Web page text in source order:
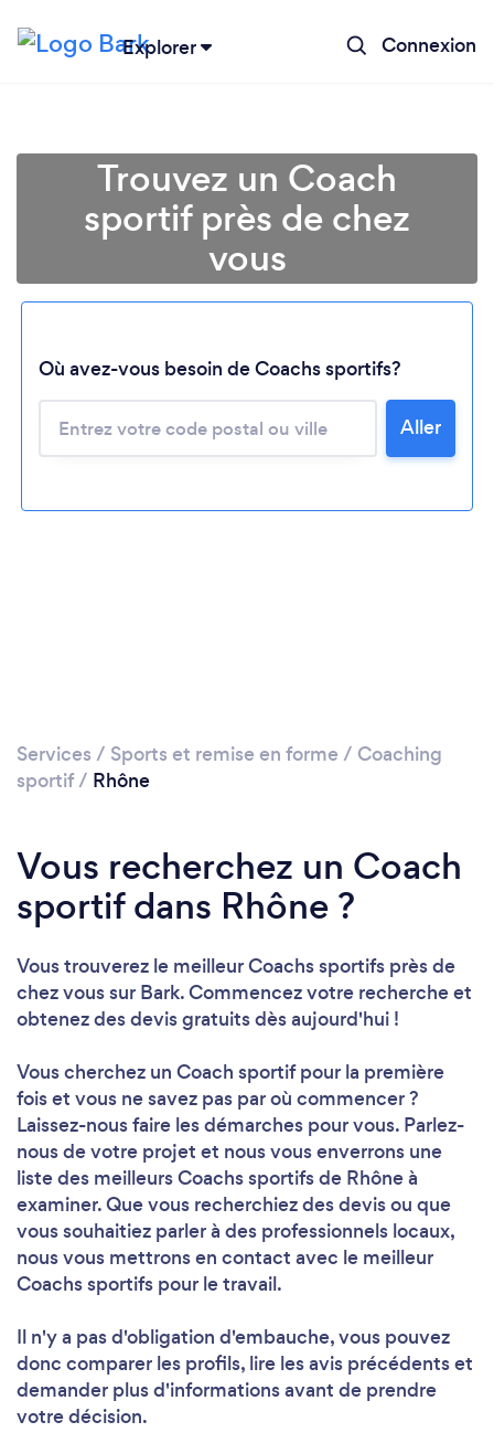
Explorer Connexion
Chargement...
Trouvez un Coach
sportif près de chez
vous
Où avez-vous besoin de Coachs sportifs?
Aller
Services / Sports et remise en forme / Coaching
sportif/ Rhône
Vous recherchez un Coach
sportif dans Rhône ?
Vous trouverez le meilleur Coachs sportifs près de
chez vous sur Bark. Commencez votre recherche et
obtenez des devis gratuits dès aujourd'hui !
Vous cherchez un Coach sportif pour la première
fois et vous ne savez pas par où commencer ?
Laissez-nous faire les démarches pour vous. Parlez-
nous de votre projet et nous vous enverrons une
liste des meilleurs Coachs sportifs de Rhône à
examiner. Que vous recherchiez des devis ou que
vous souhaitiez parler à des professionnels locaux,
nous vous mettrons en contact avec le meilleur
Coachs sportifs pour le travail.
Il n'y a pas d'obligation d'embauche, vous pouvez
donc comparer les profils, lire les avis précédents et
demander plus d'informations avant de prendre
votre décision.